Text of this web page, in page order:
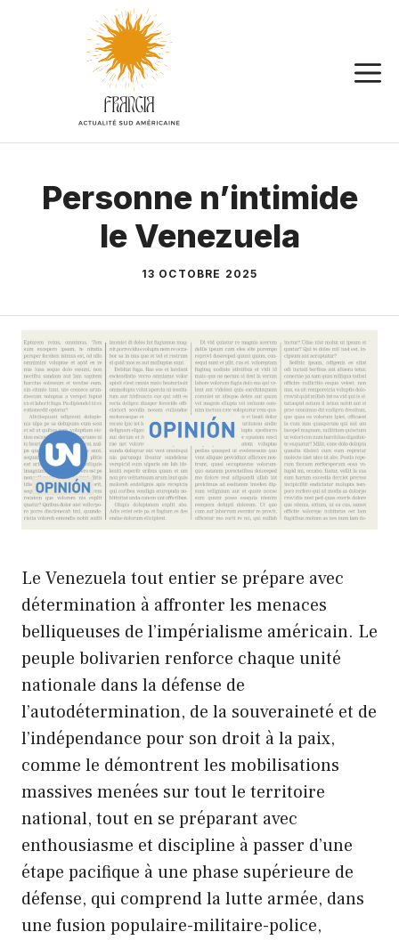
Personne n’intimide
le Venezuela
13 OCTOBRE 2025
Le Venezuela tout entier se prépare avec
détermination à affronter les menaces
belliqueuses de l’impérialisme américain. Le
peuple bolivarien renforce chaque unité
nationale dans la défense de
l’autodétermination, de la souveraineté et de
l’indépendance pour son droit à la paix,
comme le démontrent les mobilisations
massives menées sur tout le territoire
national, tout en se préparant avec
enthousiasme et discipline à passer d’une
étape pacifique à une phase supérieure de
défense, qui comprend la lutte armée, dans
une fusion populaire-militaire-police,